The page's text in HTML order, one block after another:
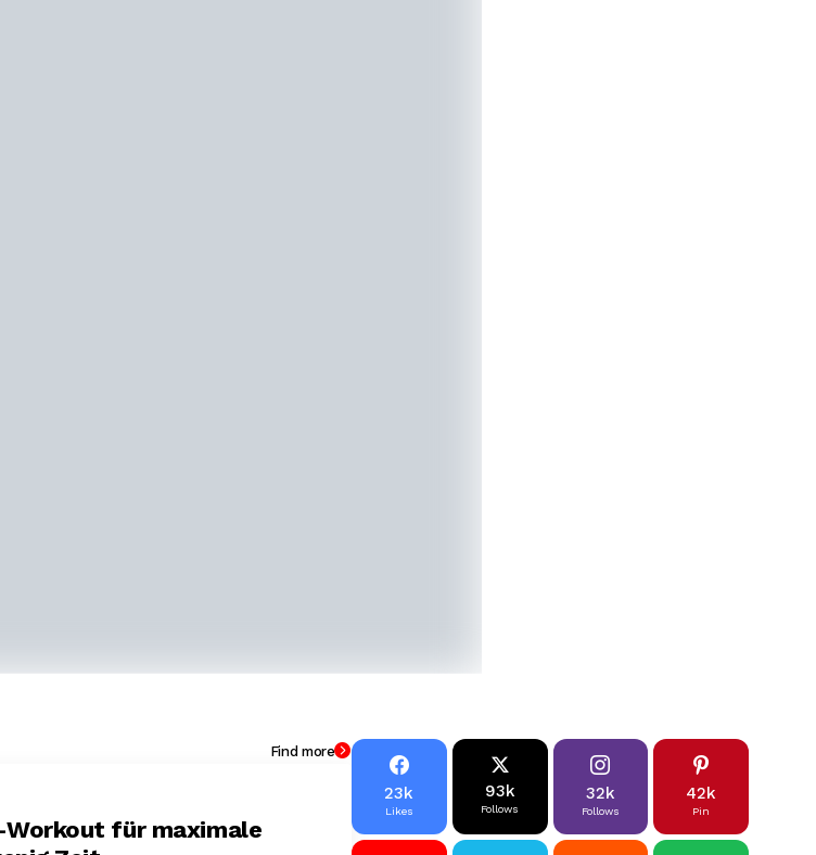
Find more
für maximale
23k
Likes
93k
Follows
32k
Follows
42k
Pin